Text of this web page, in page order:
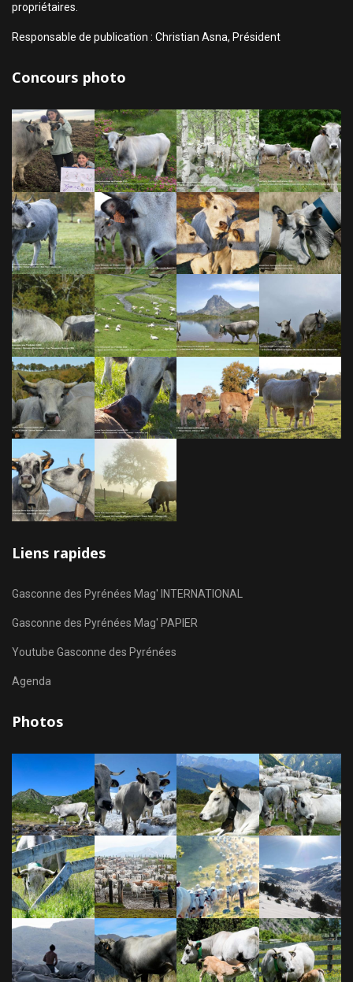
propriétaires.
Responsable de publication : Christian Asna, Président
Concours photo
Liens rapides
Gasconne des Pyrénées Mag' INTERNATIONAL
Gasconne des Pyrénées Mag' PAPIER
Youtube Gasconne des Pyrénées
Agenda
Photos